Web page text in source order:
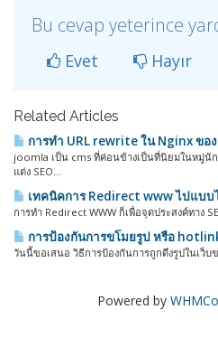
Bu cevap yeterince
Evet Hayır
Related Articles
การทำ URL rewrite ใน Nginx ขอ
joomla เป็น cms ที่ค่อนข้างเป็นที่นิยมในหมู่นั
แต่ง SEO...
เทคนิคการ Redirect www ไปแบ
การทำ Redirect WWW ก็เพื่อจุดประสงค์ทาง
การป้องกันการขโมยรูป หรือ
วันนี้ขอเสนอ วิธีการป้องกันการถูกดึงรูปในเว็บขอ
Powered by